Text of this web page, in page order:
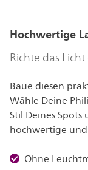
Hochwertige
Richte das
Baue diesen
Wähle Deine
Stil Deines
hochwertige
Ohne